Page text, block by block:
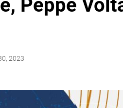
Peppe
2023